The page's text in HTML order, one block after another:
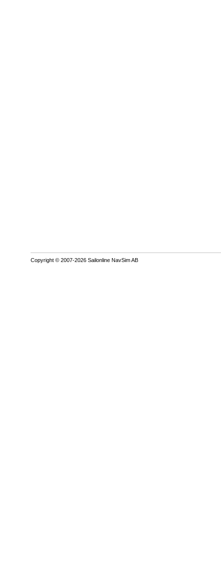
Copyright © 2007-2026 Sailonline NavSim AB